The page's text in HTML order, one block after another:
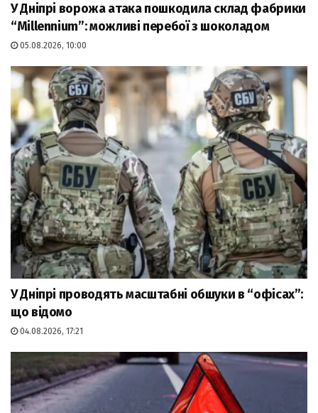
У Дніпрі ворожа атака пошкодила склад фабрики
“Millennium”: можливі перебої з шоколадом
05.08.2026, 10:00
У Дніпрі проводять масштабні обшуки в “офісах”:
що відомо
04.08.2026, 17:21